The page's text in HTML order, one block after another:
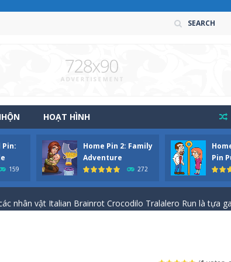
SEARCH
HOẠT HÌNH
Pin:
159
Home Pin 2: Family
Adventure
272
Pin
gian nan Papa Buzja là trò chơi 3D thú vị, nơi bạn vào
vũ khí, binh lính và chiến đấu với quân địch Trong Squad
nhân vật Italian Brainrot Crocodilo Tralalero Run là tựa
Craft Run là một game bắn súng kết hợp vượt
Skibidi Toilet cổ dài là trò chơi giải đố kết hợp kỹ năng,...